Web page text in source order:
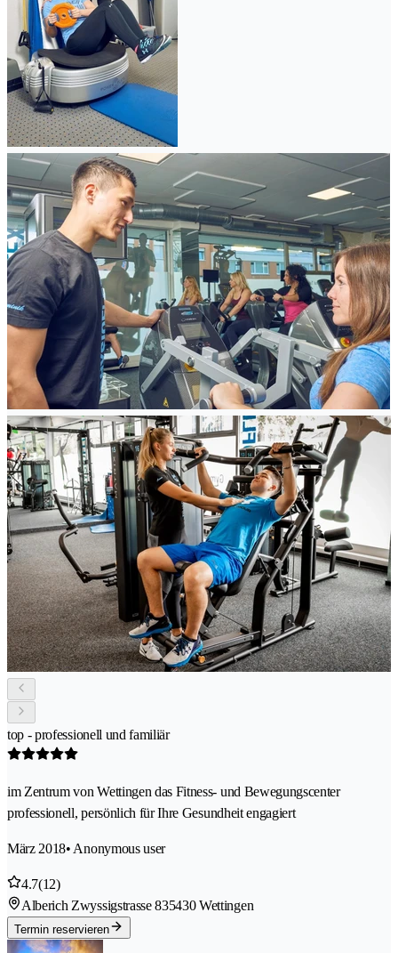
top - professionell und familiär
im Zentrum von Wettingen das Fitness- und Bewegungscenter
professionell, persönlich für Ihre Gesundheit engagiert
März 2018• Anonymous user
4.7(12)
Alberich Zwyssigstrasse 835430 Wettingen
Termin reservieren